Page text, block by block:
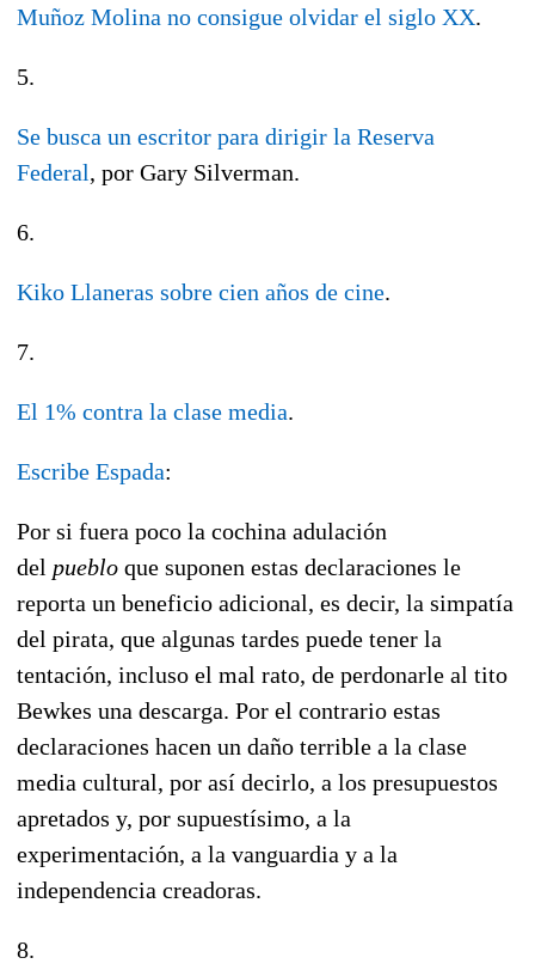
Muñoz Molina no consigue olvidar el siglo XX.
5.
Se busca un escritor para dirigir la Reserva
Federal, por Gary Silverman.
6.
Kiko Llaneras sobre cien años de cine.
7.
El 1% contra la clase media.
Escribe Espada:
Por si fuera poco la cochina adulación
del pueblo que suponen estas declaraciones le
reporta un beneficio adicional, es decir, la simpatía
del pirata, que algunas tardes puede tener la
tentación, incluso el mal rato, de perdonarle al tito
Bewkes una descarga. Por el contrario estas
declaraciones hacen un daño terrible a la clase
media cultural, por así decirlo, a los presupuestos
apretados y, por supuestísimo, a la
experimentación, a la vanguardia y a la
independencia creadoras.
8.